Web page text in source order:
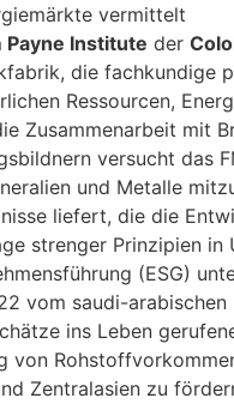
vermittelt
Payne Institute der
die fachkundige
Ressourcen,
Zusammenarbeit mit
versucht das
und Metalle
liefert, die die
strenger Prinzipien in
(ESG)
vom saudi-
ins Leben
von
Zentralasien zu